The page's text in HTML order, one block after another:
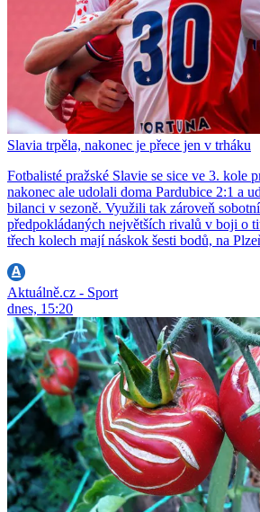
Slavia trpěla, nakonec je přece jen v trháku
Fotbalisté pražské Slavie se sice ve 3. kole
nakonec ale udolali doma Pardubice 2:1 a
bilanci v sezoně. Využili tak zároveň
předpokládaných největších rivalů v boji o
třech kolech mají náskok šesti bodů, na
Aktuálně.cz - Sport
dnes, 15:20